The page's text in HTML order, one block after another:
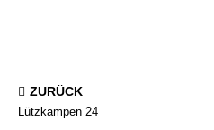
ZURÜCK
Lützkampen 24